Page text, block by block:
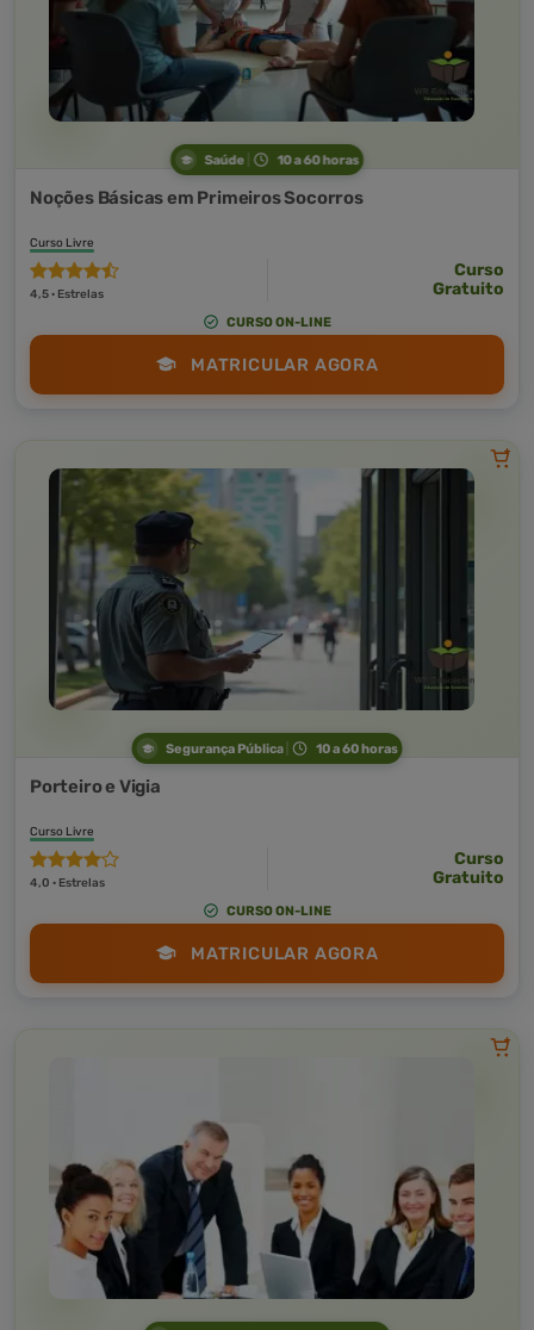
Saúde 10 a 60 horas
Noções Básicas em Primeiros Socorros
Curso Livre
4,5 · Estrelas
Curso
Gratuito
CURSO ON-LINE
MATRICULAR AGORA
Segurança Pública 10 a 60 horas
Porteiro e Vigia
Curso Livre
4,0 · Estrelas
Curso
Gratuito
CURSO ON-LINE
MATRICULAR AGORA